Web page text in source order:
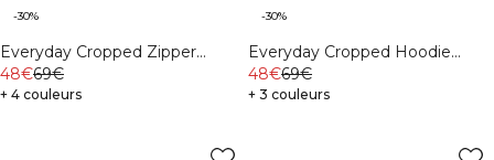
-30%
Everyday Cropped Zipper
Hoodie Cream
48€69€
+ 4 couleurs
-30%
Everyday Cropped Hoodie
Black
48€69€
+ 3 couleurs